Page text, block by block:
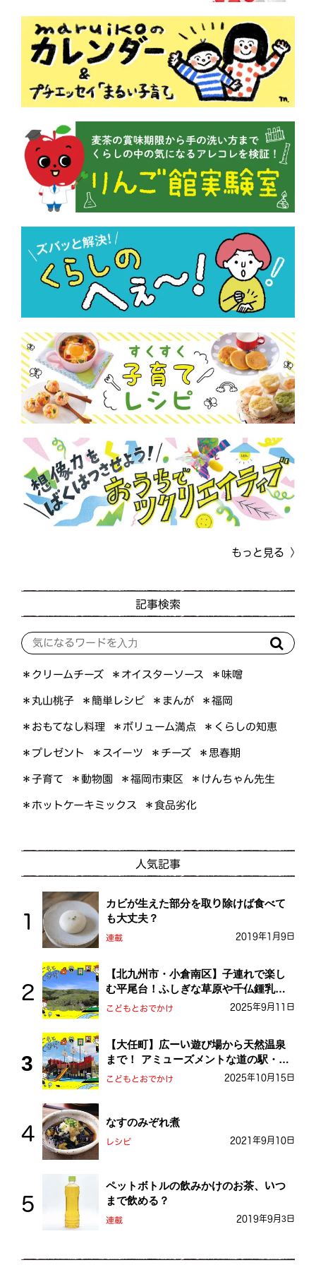
もっと見る
記事検索
＊クリームチーズ ＊オイスターソース ＊味噌
＊丸山桃子 ＊簡単レシピ ＊まんが ＊福岡
＊おもてなし料理 ＊ボリューム満点 ＊くらしの知恵
＊プレゼント ＊スイーツ ＊チーズ ＊思春期
＊子育て ＊動物園 ＊福岡市東区 ＊けんちゃん先生
＊ホットケーキミックス ＊食品劣化
人気記事
カビが生えた部分を取り除けば食べて
も大丈夫？
連載 2019年1月9日
【北九州市・小倉南区】子連れで楽し
む平尾台！ふしぎな草原や千仏鍾乳洞
を探検しよう！
こどもとおでかけ 2025年9月11日
【大任町】広ーい遊び場から天然温泉
まで！ アミューズメントな道の駅・お
おとう桜街道
こどもとおでかけ 2025年10月15日
なすのみぞれ煮
レシピ 2021年9月10日
ペットボトルの飲みかけのお茶、いつ
まで飲める？
連載 2019年9月3日